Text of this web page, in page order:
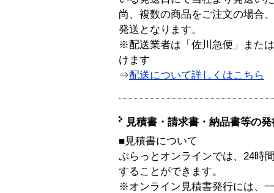
尚、複数の商品をご注文の場合
発送となります。
※配送業者は「佐川急便」また
けます
⇒配送について詳しくはこちら
見積書・請求書・納品書等の
■見積書について
ぷらっとオンラインでは、24時
することができます。
※オンライン見積書発行には、